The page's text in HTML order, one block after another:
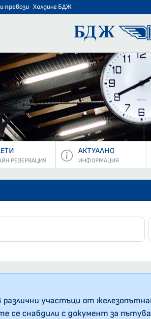
превози Холдинг БДЖ
РЕЗЕРВАЦИЯ
АКТУАЛНО
ИНФОРМАЦИЯ
участъци от
се снабдили с документ за